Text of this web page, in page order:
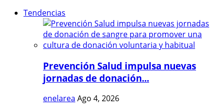
Tendencias
Prevención Salud impulsa nuevas
jornadas de donación...
enelarea Ago 4, 2026